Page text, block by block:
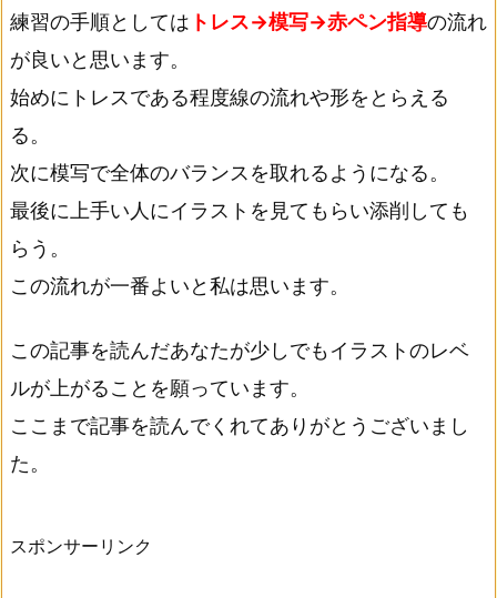
練習の手順としては トレス→模写→赤ペン指導の流れ
が良いと思います。
始めにトレスである程度線の流れや形をとらえる
る。
次に模写で全体のバランスを取れるようになる。
最後に上手い人にイラストを見てもらい添削しても
らう。
この流れが一番よいと私は思います。
この記事を読んだあなたが少しでもイラストのレベ
ルが上がることを願っています。
ここまで記事を読んでくれてありがとうございまし
た。
スポンサーリンク